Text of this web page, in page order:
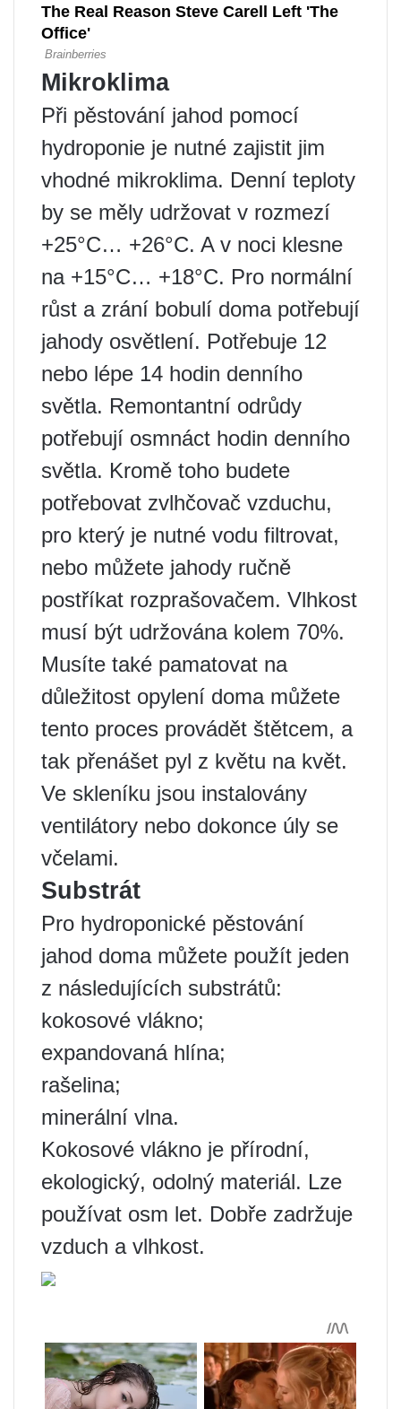
Mikroklima
Při pěstování jahod pomocí
hydroponie je nutné zajistit jim
vhodné mikroklima. Denní teploty
by se měly udržovat v rozmezí
+25°C… +26°C. A v noci klesne
na +15°С… +18°С. Pro normální
růst a zrání bobulí doma potřebují
jahody osvětlení. Potřebuje 12
nebo lépe 14 hodin denního
světla. Remontantní odrůdy
potřebují osmnáct hodin denního
světla. Kromě toho budete
potřebovat zvlhčovač vzduchu,
pro který je nutné vodu filtrovat,
nebo můžete jahody ručně
postříkat rozprašovačem. Vlhkost
musí být udržována kolem 70%.
Musíte také pamatovat na
důležitost opylení doma můžete
tento proces provádět štětcem, a
tak přenášet pyl z květu na květ.
Ve skleníku jsou instalovány
ventilátory nebo dokonce úly se
včelami.
Substrát
Pro hydroponické pěstování
jahod doma můžete použít jeden
z následujících substrátů:
kokosové vlákno;
expandovaná hlína;
rašelina;
minerální vlna.
Kokosové vlákno je přírodní,
ekologický, odolný materiál. Lze
používat osm let. Dobře zadržuje
vzduch a vlhkost.